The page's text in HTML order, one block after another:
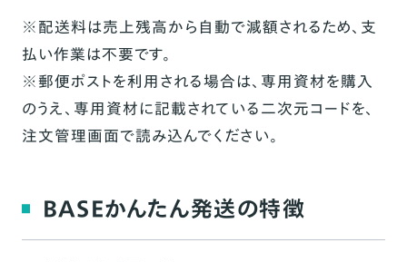
※配送料は売上残高から自動で減額されるため、 支
払い作業は不要です。
※郵便ポストを利用される場合は、専用資材を購入
のうえ、専用資材に記載されている二次元コードを、
注文管理画面で読み込んでください。
BASEかんたん発送の特徴